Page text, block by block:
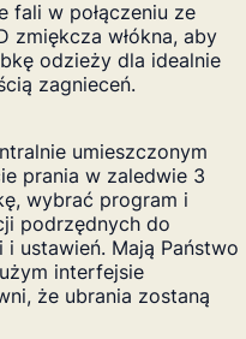
fali w połączeniu ze
zmiękcza włókna, aby
odzieży dla idealnie
zagnieceń.
umieszczonym
prania w zaledwie 3
wybrać program i
podrzędnych do
ustawień. Mają Państwo
interfejsie
że ubrania zostaną